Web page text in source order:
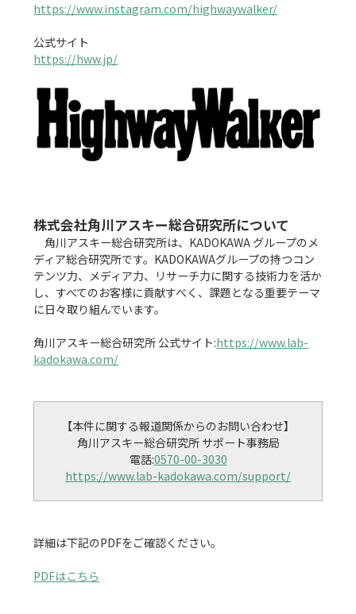
https://www.instagram.com/highwaywalker/
https://hww.jp/
株式会社角川アスキー総合研究所について
角川アスキー総合研究所は、KADOKAWA グループのメ
ディア総合研究所です。KADOKAWAグループの持つコン
テンツ力、メディア力、リサーチ力に関する技術力を活か
し、すべてのお客様に貢献すべく、課題となる重要テーマ
に日々取り組んでいます。
角川アスキー総合研究所 公式サイト:https://www.lab-
kadokawa.com/
【本件に関する報道関係からのお問い合わせ】
角川アスキー総合研究所 サポート事務局
電話:0570-00-3030
https://www.lab-kadokawa.com/support/
詳細は下記のPDFをご確認ください。
PDFはこちら